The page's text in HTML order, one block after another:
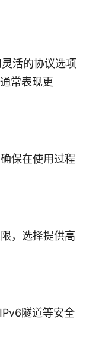
活的协议选项
常表现更
保在使用过程
，选择提供高
隧道等安全